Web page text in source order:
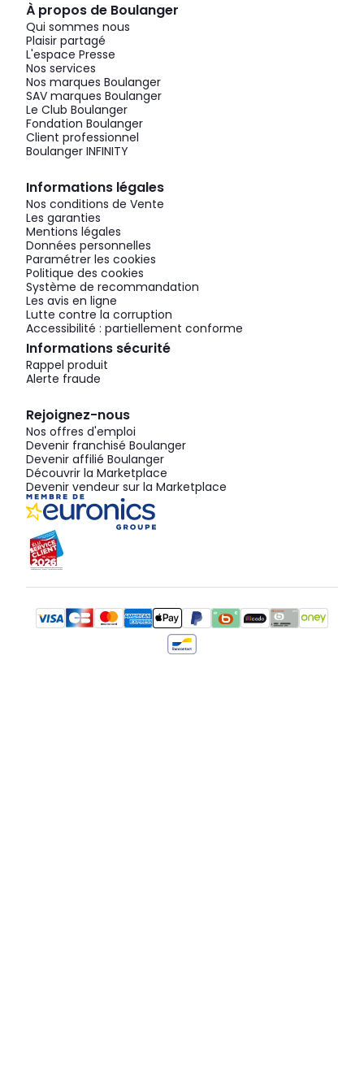
À propos de Boulanger
Qui sommes nous
Plaisir partagé
L'espace Presse
Nos services
Nos marques Boulanger
SAV marques Boulanger
Le Club Boulanger
Fondation Boulanger
Client professionnel
Boulanger INFINITY
Informations légales
Nos conditions de Vente
Les garanties
Mentions légales
Données personnelles
Paramétrer les cookies
Politique des cookies
Système de recommandation
Les avis en ligne
Lutte contre la corruption
Accessibilité : partiellement conforme
Informations sécurité
Rappel produit
Alerte fraude
Rejoignez-nous
Nos offres d'emploi
Devenir franchisé Boulanger
Devenir affilié Boulanger
Découvrir la Marketplace
Devenir vendeur sur la Marketplace